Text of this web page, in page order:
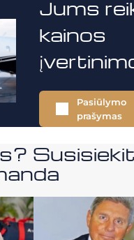
Jums
kainos
Pasiūlymo
prašymas